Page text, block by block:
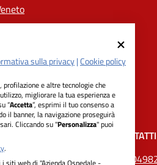
CONTATTI
sulla privacy|Cookie policy
e altre tecnologie che
migliorare la tua esperienza e
“Accetta”, esprimi il tuo consenso a
il banner, la navigazione proseguirà
Cliccando su "Personalizza" puoi
.